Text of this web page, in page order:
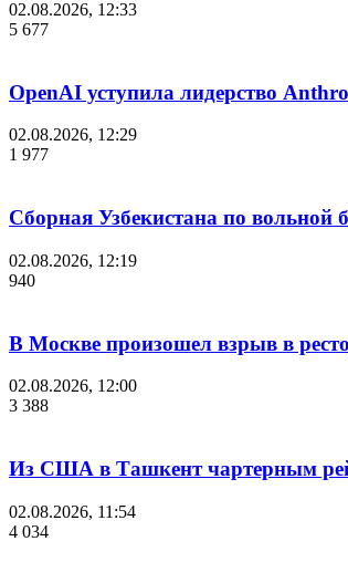
02.08.2026, 12:33
5 677
OpenAI уступила лидерство
02.08.2026, 12:29
1 977
Сборная Узбекистана по
02.08.2026, 12:19
940
В Москве произошел взрыв в
02.08.2026, 12:00
3 388
Из США в Ташкент чартерным
02.08.2026, 11:54
4 034